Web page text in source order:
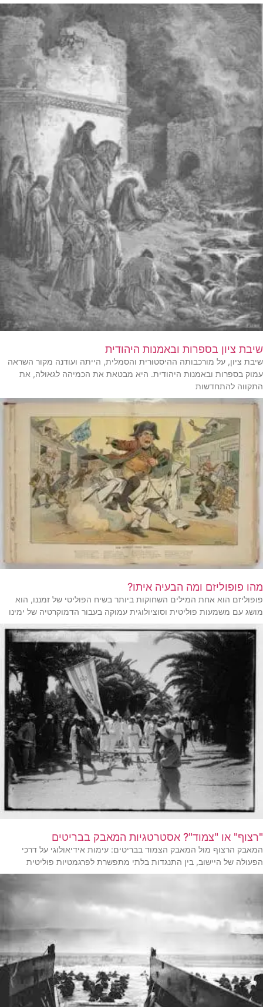
שיבת ציון בספרות ובאמנות היהודית
שיבת ציון, על מורכבותה ההיסטורית והסמלית, הייתה ועודנה מקור השראה
עמוק בספרות ובאמנות היהודית. היא מבטאת את הכמיהה לגאולה, את
התקווה להתחדשות
מהו פופוליזם ומה הבעיה איתו?
פופוליזם הוא אחת המילים השחוקות ביותר בשיח הפוליטי של זמננו, הוא
מושג עם משמעות פוליטית וסוציולוגית עמוקה בעבור הדמוקרטיה של ימינו
"רצוף" או "צמוד"? אסטרטגיות המאבק בבריטים
המאבק הרצוף מול המאבק הצמוד בבריטים: עימות אידיאולוגי על דרכי
הפעולה של היישוב, בין התנגדות בלתי מתפשרת לפרגמטיות פוליטית